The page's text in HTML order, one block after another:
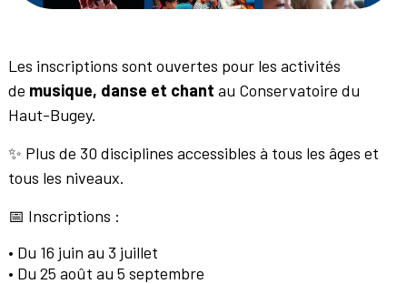
Les inscriptions sont ouvertes pour les activités
de musique, danse et chant au Conservatoire du
Haut-Bugey.
✨ Plus de 30 disciplines accessibles à tous les âges et
tous les niveaux.
📅 Inscriptions :
• Du 16 juin au 3 juillet
• Du 25 août au 5 septembre